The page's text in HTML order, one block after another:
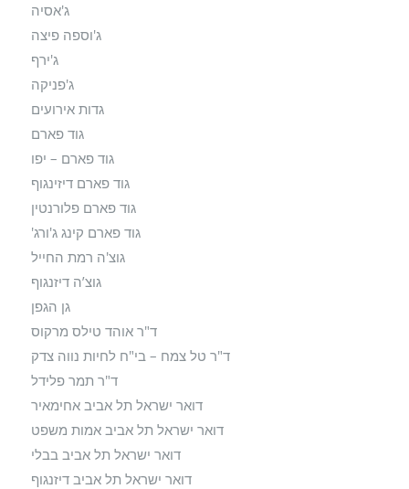
ג'אסיה
ג'וספה פיצה
ג'ירף
ג'פניקה
גדות אירועים
גוד פארם
גוד פארם – יפו
גוד פארם דיזינגוף
גוד פארם פלורנטין
גוד פארם קינג ג'ורג'
גוצ'ה רמת החייל
גוצ’ה דיזנגוף
גן הגפן
ד"ר אוהד טילס מרקוס
ד"ר טל צמח – בי"ח לחיות נווה צדק
ד"ר תמר פלידל
דואר ישראל תל אביב אחימאיר
דואר ישראל תל אביב אמות משפט
דואר ישראל תל אביב בבלי
דואר ישראל תל אביב דיזנגוף